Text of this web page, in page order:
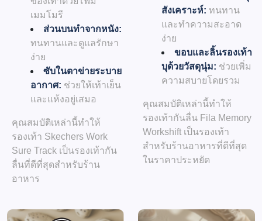
เมมโมรี
ส่วนบนทำจากหนัง:
ทนทานและดูแลรักษา
ง่าย
ซับในตาข่ายระบาย
อากาศ: ช่วยให้เท้าเย็น
และแห้งอยู่เสมอ
คุณสมบัติเหล่านี้ทำให้
รองเท้า Skechers Work
Sure Track เป็นรองเท้ากัน
ลื่นที่ดีที่สุดสำหรับร้าน
อาหาร
สังเคราะห์: ทนทาน
และทำความสะอาด
ง่าย
ขอบและลิ้นรองเท้า
บุด้วยวัสดุนุ่ม: ช่วยเพิ่ม
ความสบายโดยรวม
คุณสมบัติเหล่านี้ทำให้
รองเท้ากันลื่น Fila Memory
Workshift เป็นรองเท้า
สำหรับร้านอาหารที่ดีที่สุด
ในราคาประหยัด